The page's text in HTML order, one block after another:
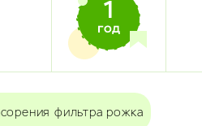
фильтра рожка